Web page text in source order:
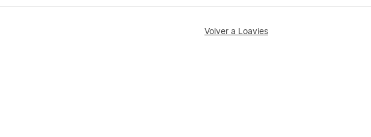
Volver a Loavies